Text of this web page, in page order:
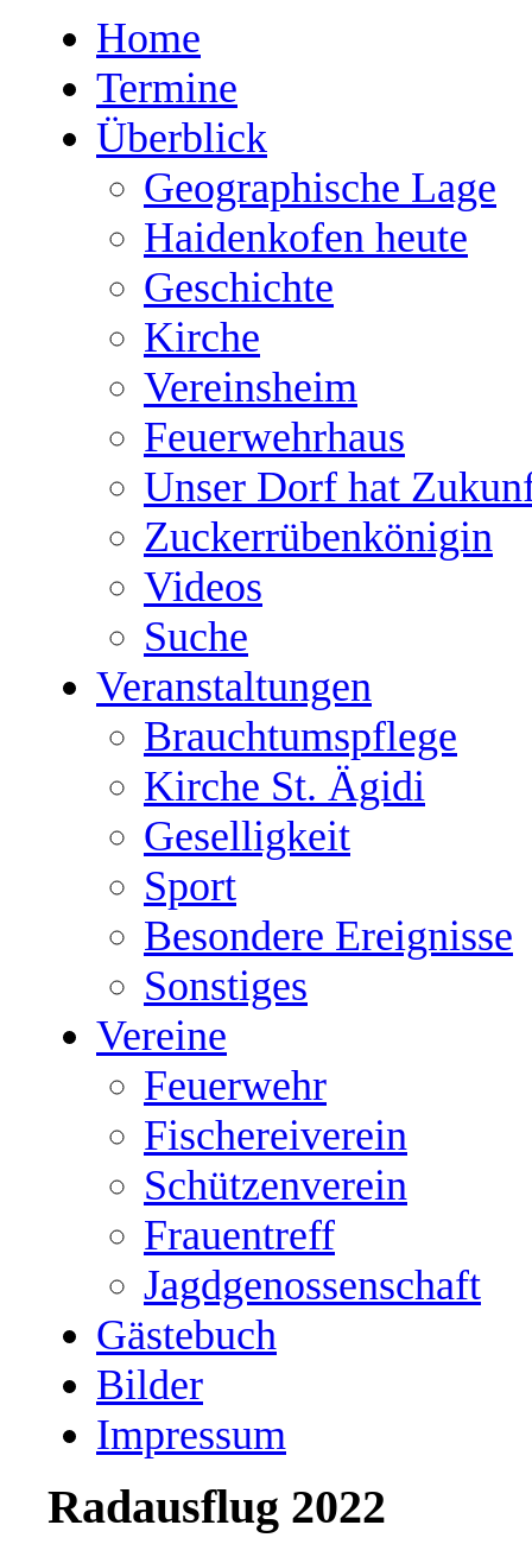
Home
Termine
Überblick
Geographische Lage
Haidenkofen heute
Geschichte
Kirche
Vereinsheim
Feuerwehrhaus
Unser Dorf hat
Zuckerrübenkönigin
Videos
Suche
Veranstaltungen
Brauchtumspflege
Kirche St. Ägidi
Geselligkeit
Sport
Besondere Ereignisse
Sonstiges
Vereine
Feuerwehr
Fischereiverein
Schützenverein
Frauentreff
Jagdgenossenschaft
Gästebuch
Bilder
Impressum
Radausflug 2022